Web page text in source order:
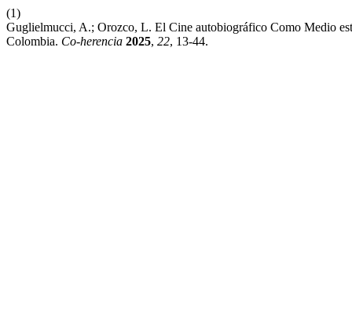
(1)
Guglielmucci, A.; Orozco, L. El Cine autobiográfico Como Medio
Colombia. Co-herencia 2025, 22, 13-44.